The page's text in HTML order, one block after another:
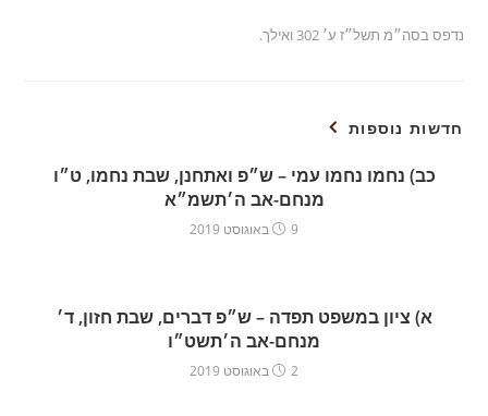
נדפס בסה״מ תשל״ז ע׳ 302 ואילך.
חדשות נוספות
כב) נחמו נחמו עמי – ש״פ ואתחנן, שבת נחמו, ט״ו
מנחם-אב ה׳תשמ״א
9 באוגוסט 2019
א) ציון במשפט תפדה – ש״פ דברים, שבת חזון, ד׳
מנחם-אב ה׳תשט״ו
2 באוגוסט 2019